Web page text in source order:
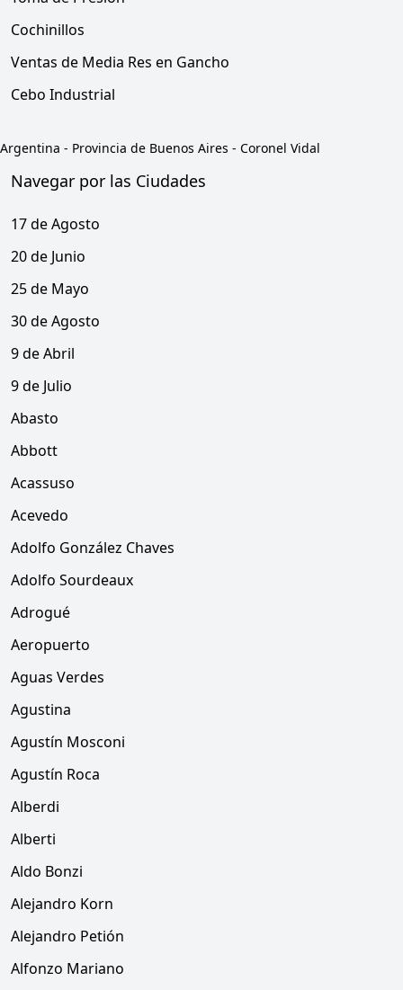
Cochinillos
Ventas de Media Res en Gancho
Cebo Industrial
Argentina - Provincia de Buenos Aires - Coronel Vidal
Navegar por las Ciudades
17 de Agosto
20 de Junio
25 de Mayo
30 de Agosto
9 de Abril
9 de Julio
Abasto
Abbott
Acassuso
Acevedo
Adolfo González Chaves
Adolfo Sourdeaux
Adrogué
Aeropuerto
Aguas Verdes
Agustina
Agustín Mosconi
Agustín Roca
Alberdi
Alberti
Aldo Bonzi
Alejandro Korn
Alejandro Petión
Alfonzo Mariano